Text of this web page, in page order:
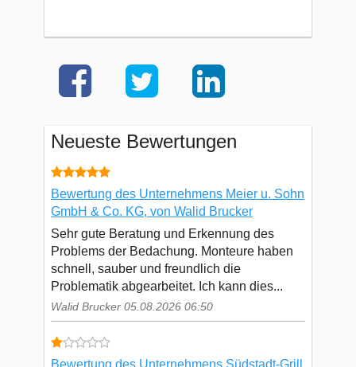
Neueste Bewertungen
Bewertung des Unternehmens Meier u. Sohn
GmbH & Co. KG, von Walid Brucker
Sehr gute Beratung und Erkennung des
Problems der Bedachung. Monteure haben
schnell, sauber und freundlich die
Problematik abgearbeitet. Ich kann dies...
Walid Brucker 05.08.2026 06:50